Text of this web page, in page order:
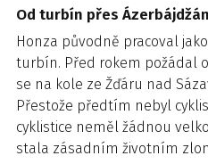
Od turbín přes
Honza původně pracoval
turbín. Před rokem požádal
se na kole ze Žďáru nad
Přestože předtím nebyl
cyklistice neměl žádnou
stala zásadním životním